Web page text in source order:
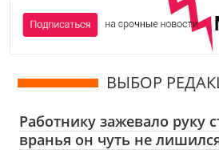
ВЫБОР
Работнику зажевало руку
вранья он чуть не